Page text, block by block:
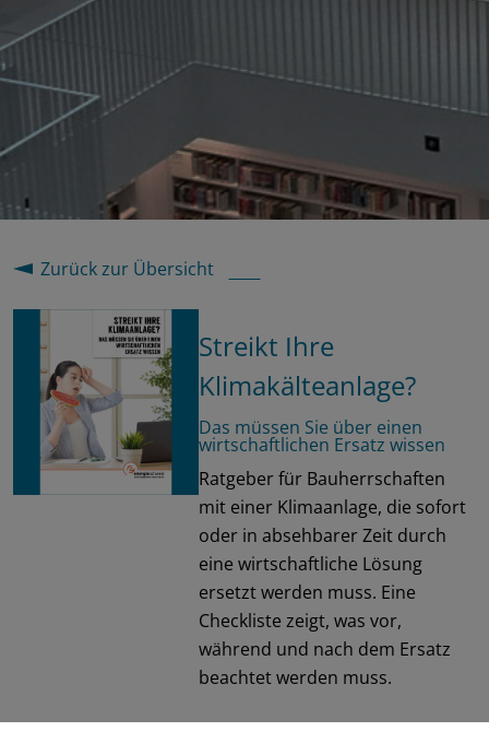
Zurück zur Übersicht
Streikt Ihre
Klimakälteanlage?
Das müssen Sie über einen
wirtschaftlichen Ersatz wissen
Ratgeber für Bauherrschaften
mit einer Klimaanlage, die sofort
oder in absehbarer Zeit durch
eine wirtschaftliche Lösung
ersetzt werden muss. Eine
Checkliste zeigt, was vor,
während und nach dem Ersatz
beachtet werden muss.